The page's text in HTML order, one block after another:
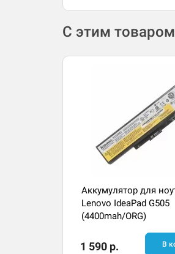
С этим
Аккумулятор для
Lenovo IdeaPad G505
(4400mah/ORG)
1 590 р. В